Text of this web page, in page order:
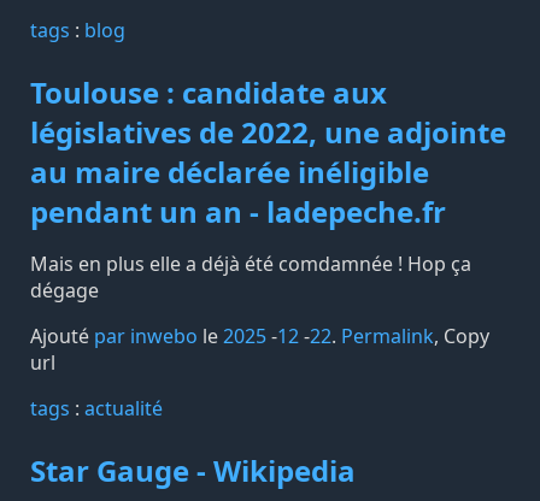
tags️ : blog
Toulouse : candidate aux
législatives de 2022, une adjointe
au maire déclarée inéligible
pendant un an - ladepeche.fr
Mais en plus elle a déjà été comdamnée ! Hop ça
dégage
Ajouté par inwebo le2025-12-22. Permalink, Copy
url
tags️ : actualité
Star Gauge - Wikipedia